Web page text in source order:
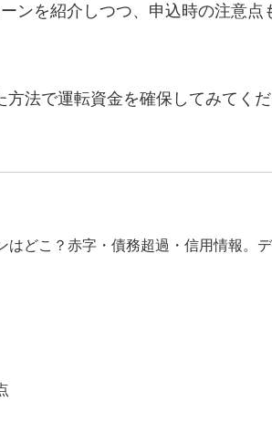
ンを紹介しつつ、申込時の注意点
法で運転資金を確保してみてくだ
はどこ？赤字・債務超過・信用情報。デ